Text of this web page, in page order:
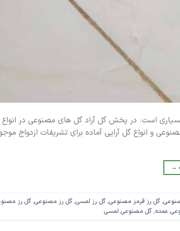
است. در پخش گل آراد گل های مصنوعی در
و انواع گل آرایی آماده برای تشریفات ازدواج
→
,گل رز قرمز مصنوعی,گل رز لمسی,گل رز مصنوعی,گل رز
عمده,گل مصنوعی لمسی